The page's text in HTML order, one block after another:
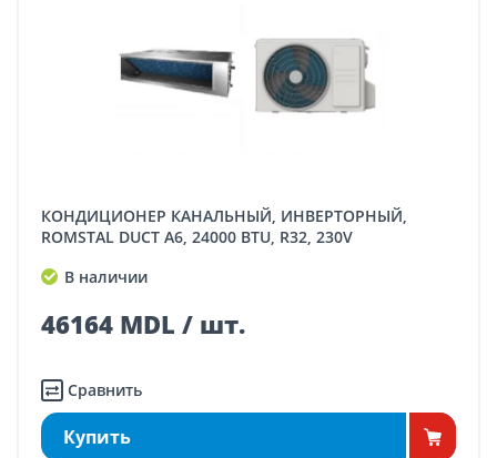
КОНДИЦИОНЕР КАНАЛЬНЫЙ, ИНВЕРТОРНЫЙ,
ROMSTAL DUCT A6, 24000 BTU, R32, 230V
В наличии
46164 MDL / шт.
Сравнить
Купить